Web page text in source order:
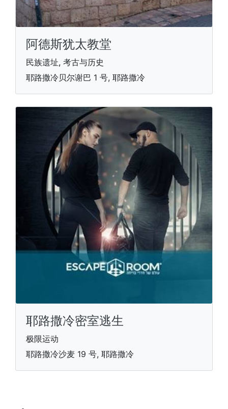
阿德斯犹太教堂
民族遗址, 考古与历史
耶路撒冷贝尔谢巴 1 号, 耶路撒冷
耶路撒冷密室逃生
极限运动
耶路撒冷沙麦 19 号, 耶路撒冷